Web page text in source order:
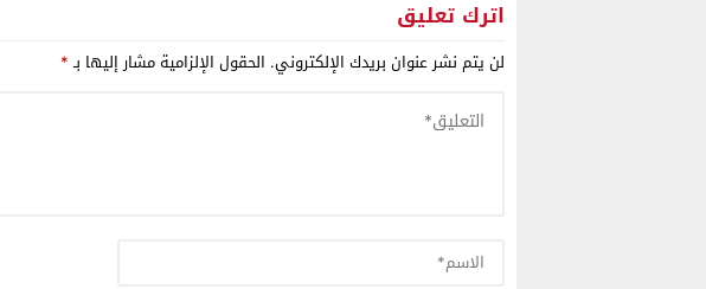
اترك تعليق
لن يتم نشر عنوان بريدك الإلكتروني. الحقول الإلزامية مشار إليها بـ*